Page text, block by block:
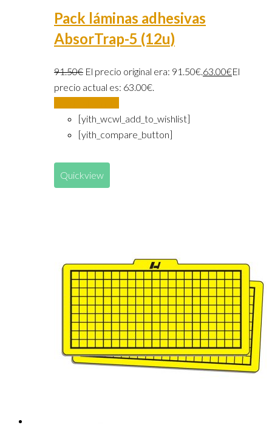
Pack láminas adhesivas
AbsorTrap-5 (12u)
91.50€ El precio original era: 91.50€.63.00€El
precio actual es: 63.00€.
[yith_wcwl_add_to_wishlist]
[yith_compare_button]
Quickview